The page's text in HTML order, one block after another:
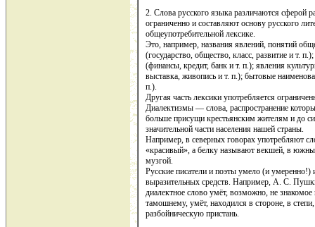
2. Слова русского языка различаются сферой
ограниченно и составляют основу русского
общеупотребительной лексике.
Это, например, названия явлений, понятий
(государство, общество, класс, развитие и т.
(финансы, кредит, банк и т. п.); явления
выставка, живопись и т. п.); бытовые
п.).
Другая часть лексики употребляется
Диалектизмы — слова, распространение
больше присущи крестьянским жителям и до
значительной части населения нашей страны.
Например, в северных говорах употребляют
«красивый», а белку называют векшей, в
музгой.
Русские писатели и поэты умело (и умеренно!)
выразительных средств. Например, А. С.
диалектное слово умёт, возможно, не
тамошнему, умёт, находился в стороне, в
разбойническую пристань.